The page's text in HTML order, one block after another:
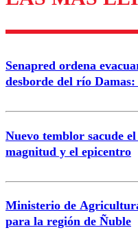
Correo
Senapred ordena
desborde del río
Nuevo temblor sacude
magnitud y el epicentro
Ministerio de
para la región de Ñuble